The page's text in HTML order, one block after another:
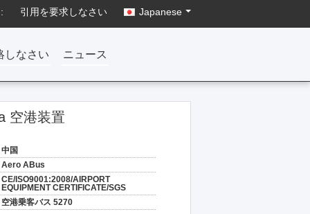
引用を要求しなさい Japanese
しなさい ニュース
空港装置
中国
Aero ABus
CE/ISO9001:2008/AIRPORT
EQUIPMENT CERTIFICATE/SGS
空港乗客バス 5270